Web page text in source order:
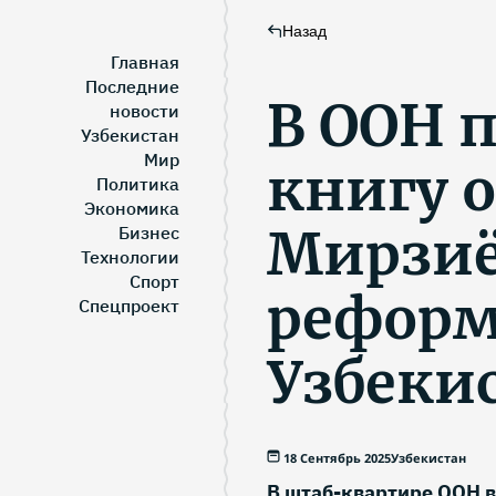
Главная
Последние
новости
Узбекистан
Мир
Политика
Экономика
Бизнес
Технологии
Спорт
Спецпроект
Назад
В ООН
книгу
18 Сентябрь 2025Узбекистан